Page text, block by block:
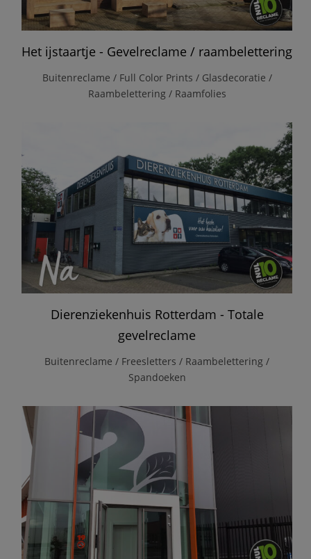
Het ijstaartje - Gevelreclame / raambelettering
Buitenreclame / Full Color Prints / Glasdecoratie /
Raambelettering / Raamfolies
Dierenziekenhuis Rotterdam - Totale
gevelreclame
Buitenreclame / Freesletters / Raambelettering /
Spandoeken